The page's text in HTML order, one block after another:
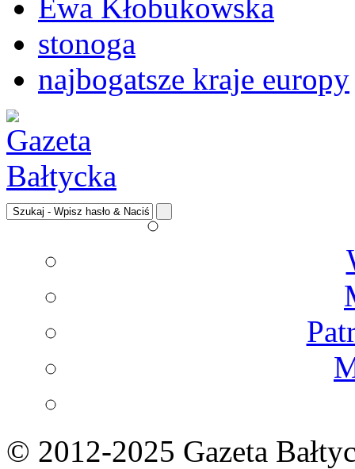
Ewa Kłobukowska
stonoga
najbogatsze kraje europy
© 2012-2025 Gazeta